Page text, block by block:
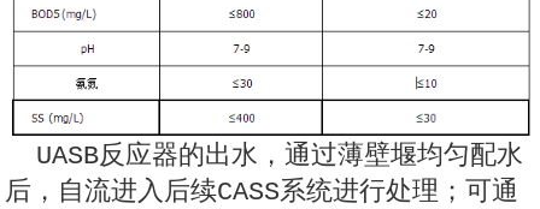
UASB反应器的出水，通过薄壁堰均匀配水
后，自流进入后续CASS系统进行处理；可通